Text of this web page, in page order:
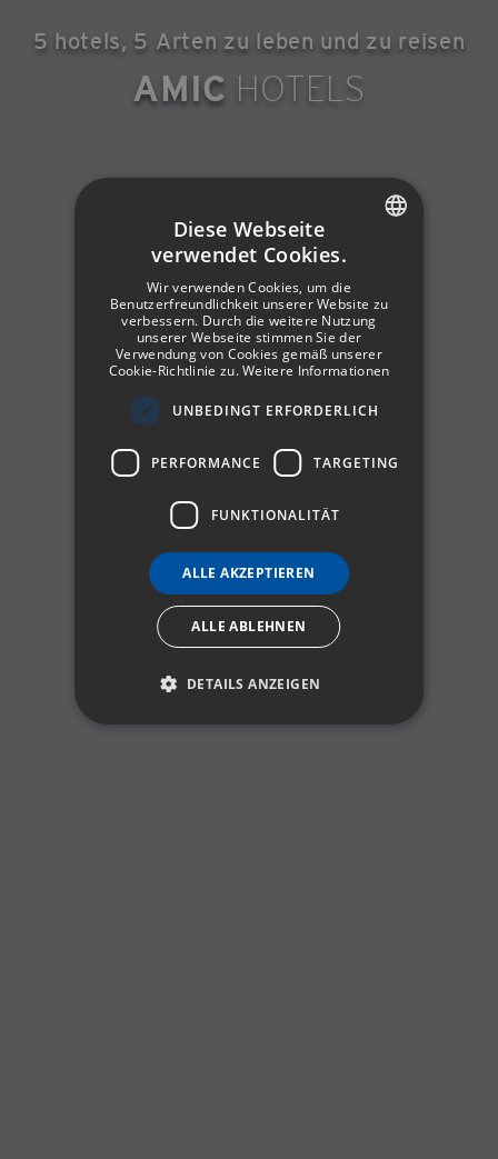
5 hotels, 5 Arten zu leben und zu reisen
AMIC HOTELS
SPANISH
ENGLISH
GERMAN
FRENCH
ITALIAN
Diese Webseite
verwendet Cookies.
Wir verwenden Cookies, um die
Benutzerfreundlichkeit unserer Website zu
verbessern. Durch die weitere Nutzung
unserer Webseite stimmen Sie der
Verwendung von Cookies gemäß unserer
Cookie-Richtlinie zu.Weitere Informationen
UNBEDINGT ERFORDERLICH
PERFORMANCE TARGETING
FUNKTIONALITÄT
ALLE AKZEPTIEREN
ALLE ABLEHNEN
DETAILS ANZEIGEN